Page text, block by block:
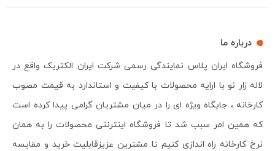
درباره ما
فروشگاه ایران پلاس نمایندگی رسمی شرکت ایران الکتریک واقع در
لاله زار نو با ارایه محصولات با کیفیت و استاندارد به قیمت مصوب
کارخانه ، جایگاه ویژه ای را در میان مشتریان گرامی پیدا کرده است
که همین امر سبب شد تا فروشگاه اینترنتی محصولات را به همان
نرخ کارخانه راه اندازی کنیم تا مشترین عزیزقابلیت خرید و مقایسه